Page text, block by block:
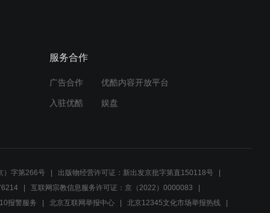
服务合作
广告合作 优酷内容开放平台
入驻优酷 娱盘
）字第266号
出版物经营许可证：新出发京批字第直150118号
互联网宗教信息服务许可证：京（2022）0000083
报警服务
北京互联网举报中心 北京12345文化市场举报热线